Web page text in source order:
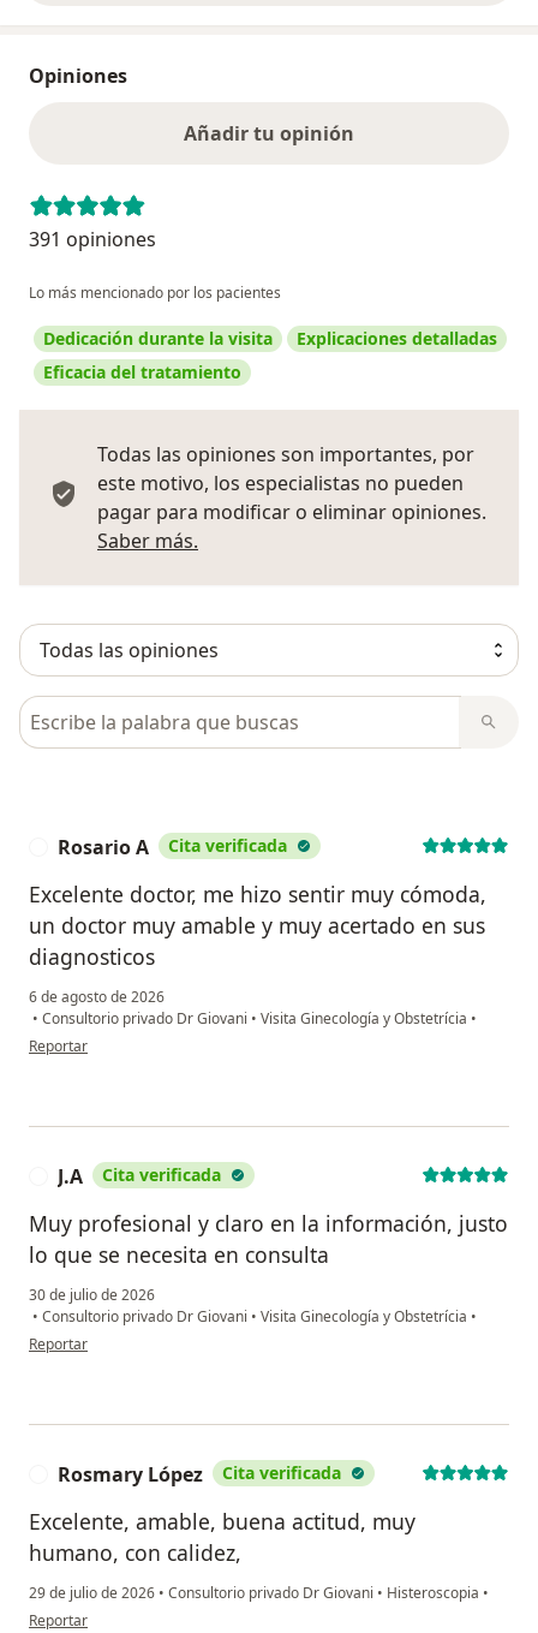
Opiniones
Añadir tu opinión
391 opiniones
Lo más mencionado por los pacientes
Dedicación durante la visita
Explicaciones detalladas
Eficacia del tratamiento
Todas las opiniones son importantes, por
este motivo, los especialistas no pueden
pagar para modificar o eliminar opiniones.
Saber más.
Busca en opiniones
Rosario A Cita verificada
Excelente doctor, me hizo sentir muy cómoda,
un doctor muy amable y muy acertado en sus
diagnosticos
6 de agosto de 2026
• Consultorio privado Dr Giovani • Visita Ginecología y Obstetrícia •
en opinión del usuario Rosario A
Reportar
J.A Cita verificada
Muy profesional y claro en la información, justo
lo que se necesita en consulta
30 de julio de 2026
• Consultorio privado Dr Giovani • Visita Ginecología y Obstetrícia •
en opinión del usuario J.A
Reportar
Rosmary López Cita verificada
Excelente, amable, buena actitud, muy
humano, con calidez,
29 de julio de 2026 • Consultorio privado Dr Giovani • Histeroscopia •
en opinión del usuario Rosmary López
Reportar